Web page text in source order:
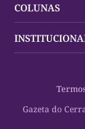
Palmas
Mundo
Oportunidades
Cultura
COLUNAS
Policial
Planeta Vivo
Espaço
Gazeta do